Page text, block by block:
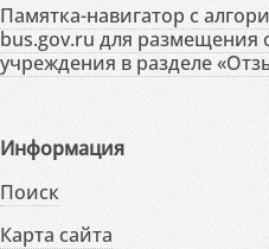
Памятка-навигатор с
bus.gov.ru для размещения
учреждения в разделе
Информация
Поиск
Карта сайта